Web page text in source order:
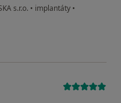
s.r.o. • implantáty •